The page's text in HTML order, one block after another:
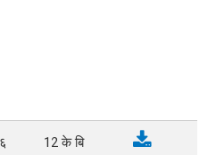
12के बि